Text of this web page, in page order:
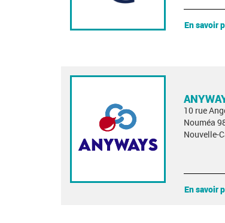
En savoir
10 rue
Nouméa
Nouvelle-
En savoir